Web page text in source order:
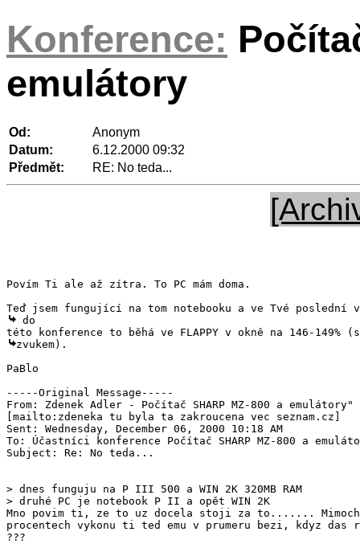
Konference:
emulátory
Od:
Anonym
Datum:
6.12.2000 09:32
Předmět:
RE: No teda...
Povím Ti ale až zítra. To PC mám doma.
do
zvukem).
PaBlo
-----Original Message-----
From: Zdenek Adler - Počítač SHARP MZ-800 a emulátory"
[mailto:zdeneka tu byla ta zakroucena vec seznam.cz]
Sent: Wednesday, December 06, 2000 10:18 AM
To: Účastníci konference Počítač SHARP MZ-800 a
Subject: Re: No teda...
> dnes funguju na P III 500 a WIN 2K 320MB RAM
Mno povim ti, ze to uz docela stoji za to.......
procentech vykonu ti ted emu v prumeru bezi, kdyz das
???